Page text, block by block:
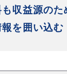
収益源のた
を囲い込む